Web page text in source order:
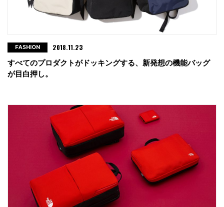
すべてのプロダクトがドッキングする、新発想の機能バッグ
が目白押し。
FASHION 2018.11.23